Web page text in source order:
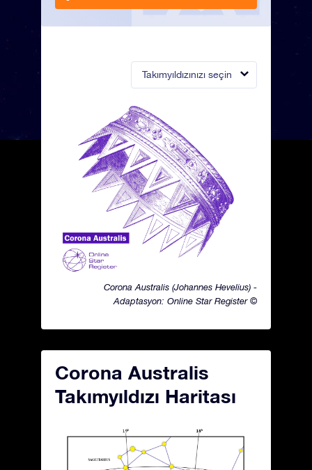
Takımyıldızınızı seçin
Corona Australis (Johannes Hevelius) -
Adaptasyon: Online Star Register ©
Corona Australis
Takımyıldızı Haritası